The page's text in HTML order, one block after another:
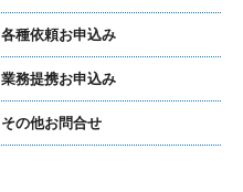
各種依頼お申込み
業務提携お申込み
その他お問合せ